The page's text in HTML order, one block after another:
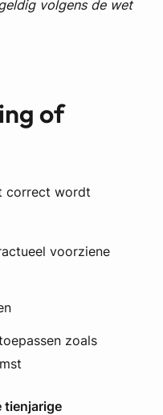
volgens de wet
of
correct wordt
voorziene
zoals
tienjarige